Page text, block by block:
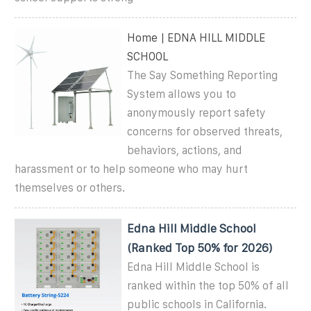
Home | EDNA HILL MIDDLE
SCHOOL
The Say Something Reporting
System allows you to
anonymously report safety
concerns for observed threats,
behaviors, actions, and
harassment or to help someone who may hurt
themselves or others.
Edna Hill Middle School
(Ranked Top 50% for 2026)
Edna Hill Middle School is
ranked within the top 50% of all
public schools in California.